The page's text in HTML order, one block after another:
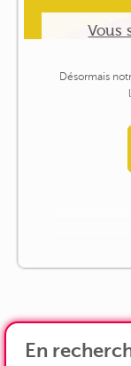
Vous
Désormais
En